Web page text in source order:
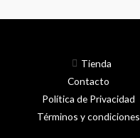
Tienda
Contacto
Política de Privacidad
Términos y condiciones